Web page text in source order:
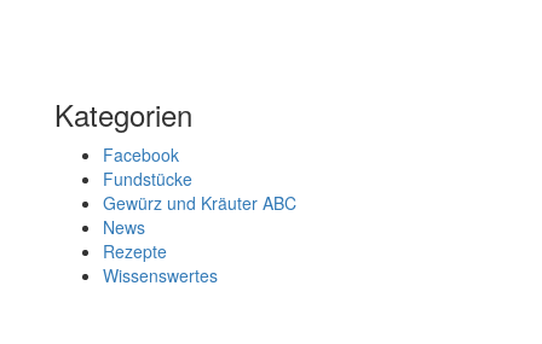
Kategorien
Facebook
Fundstücke
Gewürz und Kräuter ABC
News
Rezepte
Wissenswertes